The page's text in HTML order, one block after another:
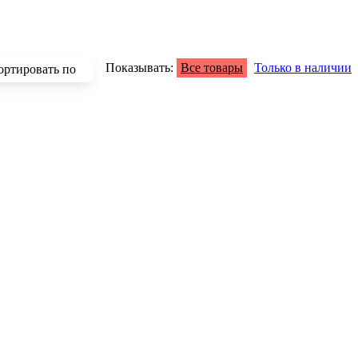
по Показывать: Все товары Только в наличии